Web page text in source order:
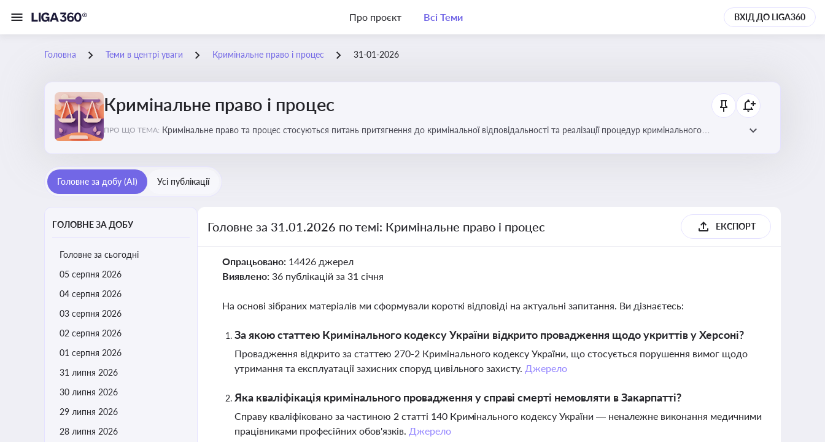
Про проєкт Всі Теми ВХІД ДО LIGA360
Головна Теми в центрі уваги Кримінальне право і процес 31-01-2026
Кримінальне право і процес
ПРО ЩО ТЕМА: Кримінальне право та процес стосуються питань притягнення до кримінальної відповідальності та реалізації процедур кримінального
Головне за добу (AI) Усі публікації
ГОЛОВНЕ ЗА ДОБУ
Головне за сьогодні
05 серпня 2026
04 серпня 2026
03 серпня 2026
02 серпня 2026
01 серпня 2026
31 липня 2026
30 липня 2026
29 липня 2026
28 липня 2026
Головне за 31.01.2026 по темі: Кримінальне право і процес ЕКСПОРТ
Опрацьовано: 14426 джерел
Виявлено: 36 публікацій за 31 січня
На основі зібраних матеріалів ми сформували короткі відповіді на актуальні запитання. Ви дізнаєтесь:
За якою статтею Кримінального кодексу України відкрито провадження щодо укриттів у Херсоні?
Провадження відкрито за статтею 270-2 Кримінального кодексу України, що стосується порушення вимог щодо
утримання та експлуатації захисних споруд цивільного захисту. Джерело
Яка кваліфікація кримінального провадження у справі смерті немовляти в Закарпатті?
Справу кваліфіковано за частиною 2 статті 140 Кримінального кодексу України — неналежне виконання медичними
працівниками професійних обов'язків. Джерело